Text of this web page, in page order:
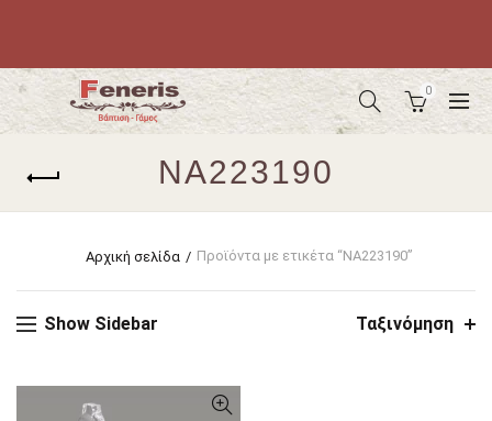
0
NA223190
Αρχική σελίδα Προϊόντα με ετικέτα “NA223190”
Show Sidebar Ταξινόμηση